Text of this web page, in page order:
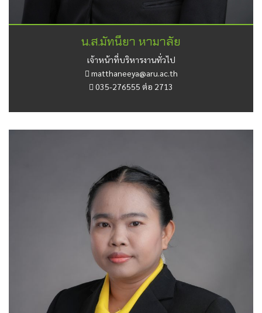
น.ส.มัทนียา หามาลัย
เจ้าหน้าที่บริหารงานทั่วไป
matthaneeya@aru.ac.th
035-276555 ต่อ 2713